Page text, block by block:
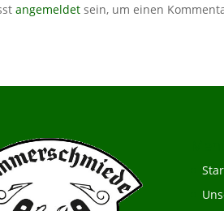
angemeldet sein, um einen